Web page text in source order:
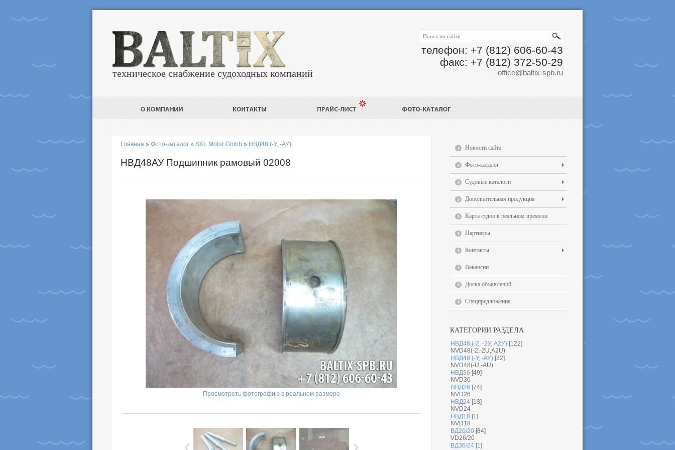
телефон: +7 (812) 606-60-43
факс: +7 (812) 372-50-29
office@baltix-spb.ru
техническое снабжение судоходных компаний
Главная » Фото-каталог » SKL Motor Gmbh » НВД48 (-У, -АУ)
НВД48АУ Подшипник рамовый 02008
Просмотреть фотографию в реальном размере
Новости сайта
Фото-каталог
Судовые каталоги
Дополнительная продукция
Карта судов в реальном времени
Партнеры
Контакты
Вакансии
Доска объявлений
Спецпредложения
КАТЕГОРИИ РАЗДЕЛА
НВД48 (-2, -2У, А2У) [122]
NVD48(-2,-2U,A2U)
НВД48 (-У, -АУ) [32]
NVD48(-U,-AU)
НВД36 [49]
NVD36
НВД26 [74]
NVD26
НВД24 [13]
NVD24
НВД18 [1]
NVD18
ВД26/20 [84]
VD26/20
ВД36/24 [1]